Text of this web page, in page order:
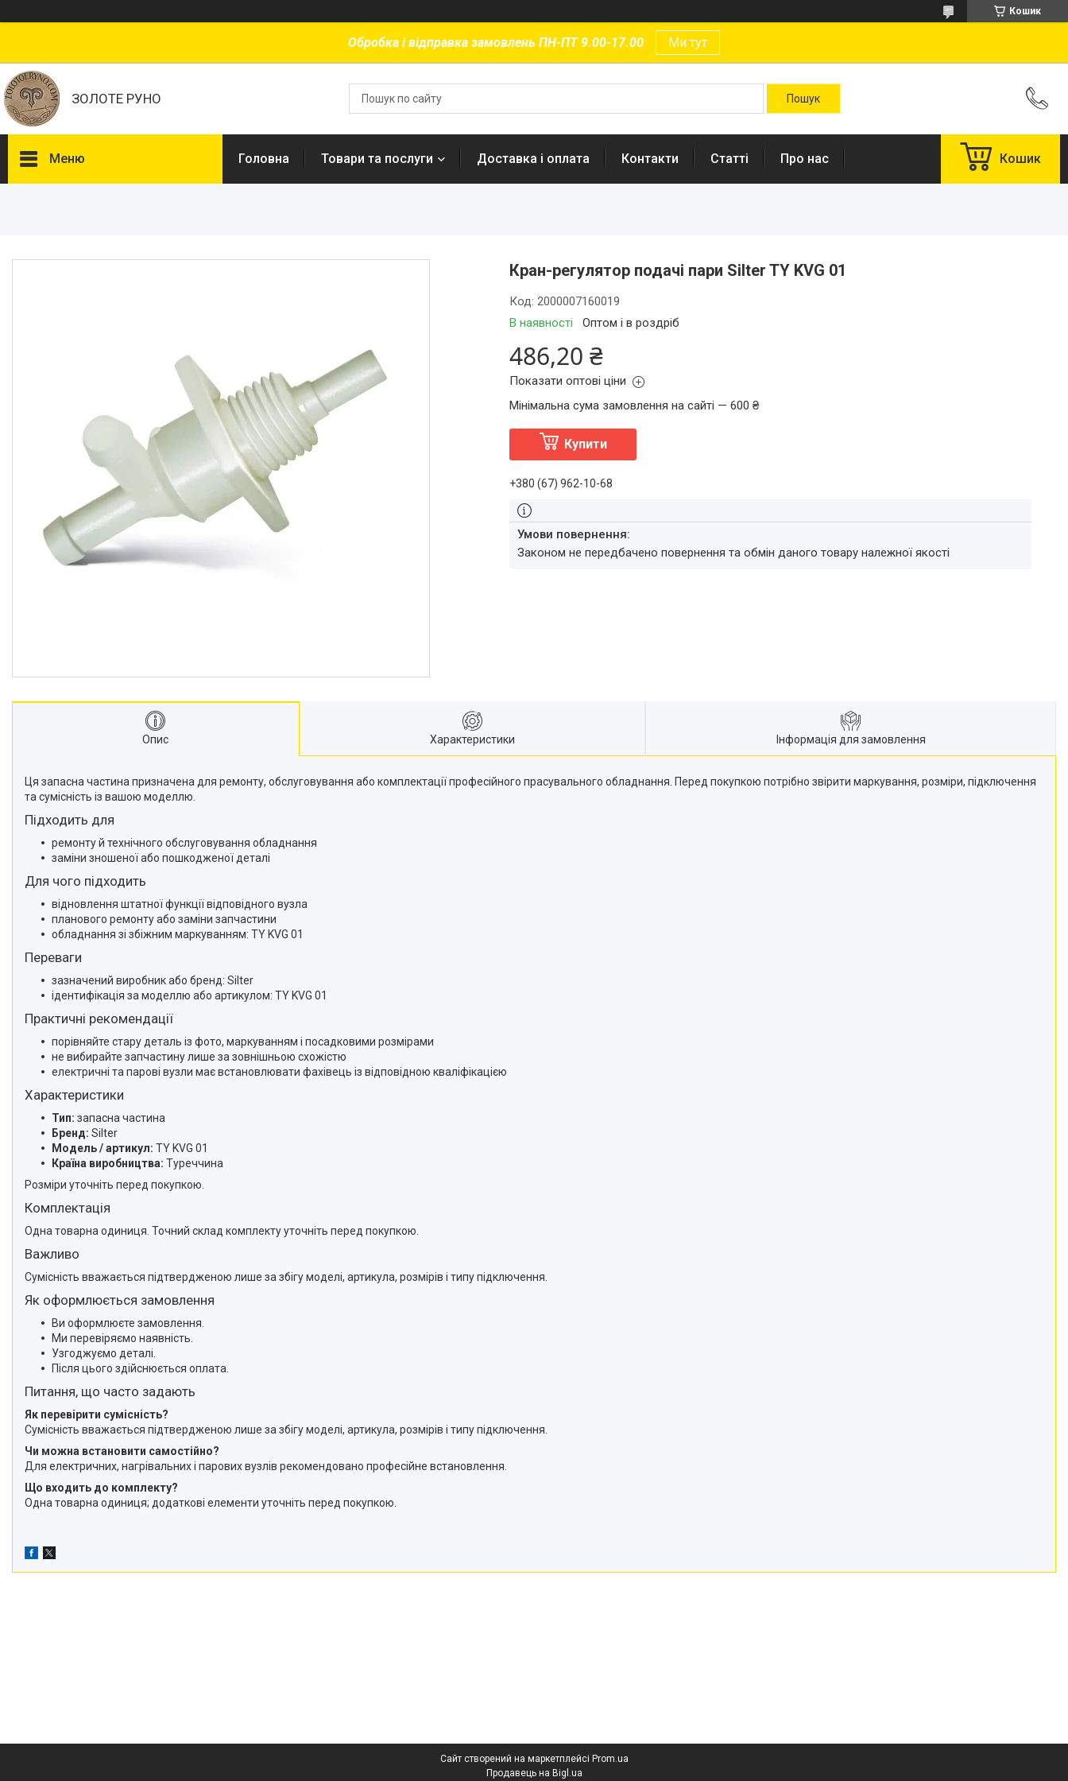
Кошик
Обробка і відправка замовлень ПН-ПТ 9.00-17.00 Ми тут
ЗОЛОТЕ РУНО
Меню Головна Товари та послуги Доставка і оплата Контакти Статті Про нас Кошик
Кран-регулятор подачі пари Silter TY KVG 01
В наявності Оптом і в роздріб
Код:2000007160019
486,20 ₴
Показати оптові ціни
Мінімальна сума замовлення на сайті — 600 ₴
Купити
+380 (67) 962-10-68
Законом не передбачено повернення та обмін даного товару належної якості
Опис Характеристики Інформація для замовлення
Ця запасна частина призначена для ремонту, обслуговування або комплектації професійного прасувального обладнання. Перед покупкою потрібно звірити маркування, розміри, підключення
та сумісність із вашою моделлю.
Підходить для
ремонту й технічного обслуговування обладнання
заміни зношеної або пошкодженої деталі
Для чого підходить
відновлення штатної функції відповідного вузла
планового ремонту або заміни запчастини
обладнання зі збіжним маркуванням: TY KVG 01
Переваги
зазначений виробник або бренд: Silter
ідентифікація за моделлю або артикулом: TY KVG 01
Практичні рекомендації
порівняйте стару деталь із фото, маркуванням і посадковими розмірами
не вибирайте запчастину лише за зовнішньою схожістю
електричні та парові вузли має встановлювати фахівець із відповідною кваліфікацією
Характеристики
Тип: запасна частина
Бренд: Silter
Модель / артикул: TY KVG 01
Країна виробництва: Туреччина
Розміри уточніть перед покупкою.
Комплектація
Одна товарна одиниця. Точний склад комплекту уточніть перед покупкою.
Важливо
Сумісність вважається підтвердженою лише за збігу моделі, артикула, розмірів і типу підключення.
Як оформлюється замовлення
Ви оформлюєте замовлення.
Ми перевіряємо наявність.
Узгоджуємо деталі.
Після цього здійснюється оплата.
Питання, що часто задають
Як перевірити сумісність?
Сумісність вважається підтвердженою лише за збігу моделі, артикула, розмірів і типу підключення.
Чи можна встановити самостійно?
Для електричних, нагрівальних і парових вузлів рекомендовано професійне встановлення.
Що входить до комплекту?
Одна товарна одиниця; додаткові елементи уточніть перед покупкою.
Сайт створений на маркетплейсі Prom.ua
Продавець на Bigl.ua